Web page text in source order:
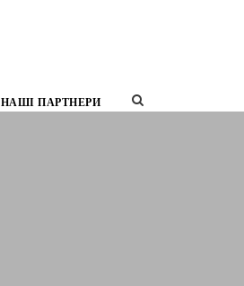
НАШІ ПАРТНЕРИ